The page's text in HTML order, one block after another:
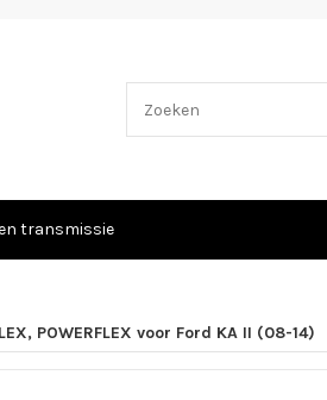
transmissie
POWERFLEX voor Ford KA II (08-14)